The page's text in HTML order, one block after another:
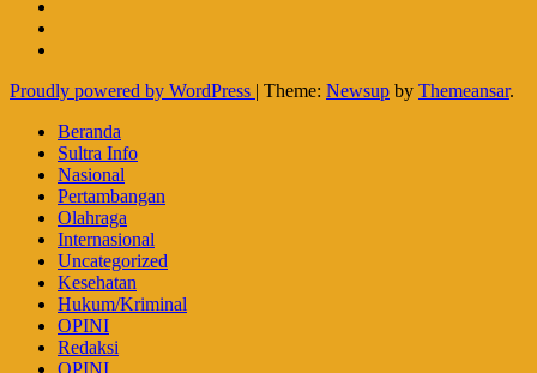
Proudly powered by WordPress | Theme: Newsup by Themeansar.
Beranda
Sultra Info
Nasional
Pertambangan
Olahraga
Internasional
Uncategorized
Kesehatan
Hukum/Kriminal
OPINI
Redaksi
OPINI